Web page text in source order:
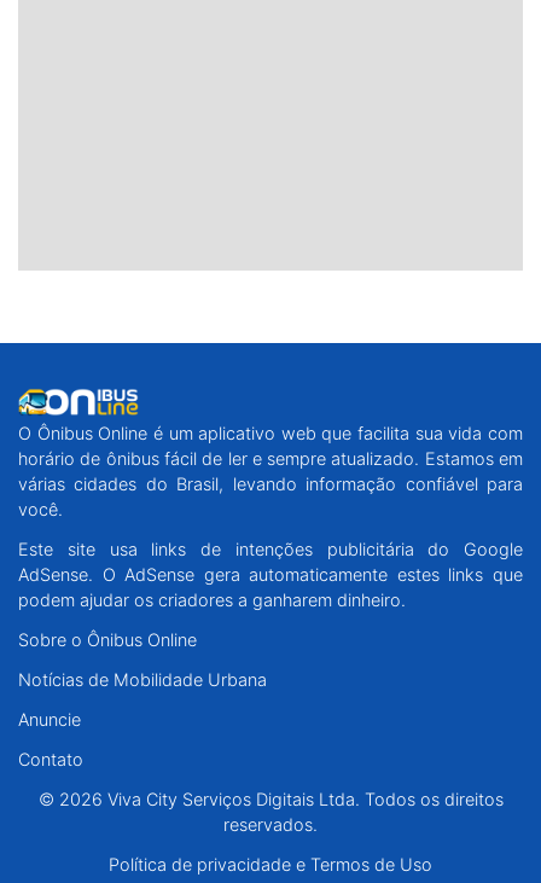
O Ônibus Online é um aplicativo web que facilita sua vida com
horário de ônibus fácil de ler e sempre atualizado. Estamos em
várias cidades do Brasil, levando informação confiável para
você.
Este site usa links de intenções publicitária do Google
AdSense. O AdSense gera automaticamente estes links que
podem ajudar os criadores a ganharem dinheiro.
Sobre o Ônibus Online
Notícias de Mobilidade Urbana
Anuncie
Contato
© 2026 Viva City Serviços Digitais Ltda. Todos os direitos
reservados.
Política de privacidade e Termos de Uso